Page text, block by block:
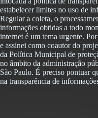
estabelecer limites no uso de
Regular a coleta, o
informações obtidas a todo
internet é um tema urgente.
e assinei como coautor do
da Política Municipal de
no âmbito da administração
São Paulo. É preciso pontuar
na transparência de